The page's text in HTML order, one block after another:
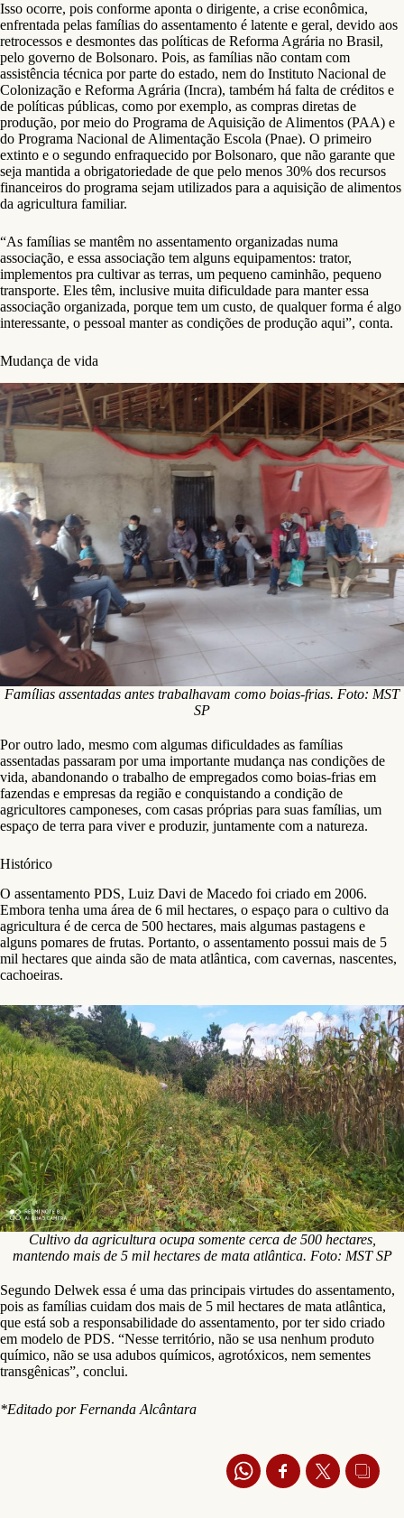
Isso ocorre, pois conforme aponta o dirigente, a crise econômica,
enfrentada pelas famílias do assentamento é latente e geral, devido aos
retrocessos e desmontes das políticas de Reforma Agrária no Brasil,
pelo governo de Bolsonaro. Pois, as famílias não contam com
assistência técnica por parte do estado, nem do Instituto Nacional de
Colonização e Reforma Agrária (Incra), também há falta de créditos e
de políticas públicas, como por exemplo, as compras diretas de
produção, por meio do Programa de Aquisição de Alimentos (PAA) e
do Programa Nacional de Alimentação Escola (Pnae). O primeiro
extinto e o segundo enfraquecido por Bolsonaro, que não garante que
seja mantida a obrigatoriedade de que pelo menos 30% dos recursos
financeiros do programa sejam utilizados para a aquisição de alimentos
da agricultura familiar.
“As famílias se mantêm no assentamento organizadas numa
associação, e essa associação tem alguns equipamentos: trator,
implementos pra cultivar as terras, um pequeno caminhão, pequeno
transporte. Eles têm, inclusive muita dificuldade para manter essa
associação organizada, porque tem um custo, de qualquer forma é algo
interessante, o pessoal manter as condições de produção aqui”, conta.
Mudança de vida
Famílias assentadas antes trabalhavam como boias-frias. Foto: MST
SP
Por outro lado, mesmo com algumas dificuldades as famílias
assentadas passaram por uma importante mudança nas condições de
vida, abandonando o trabalho de empregados como boias-frias em
fazendas e empresas da região e conquistando a condição de
agricultores camponeses, com casas próprias para suas famílias, um
espaço de terra para viver e produzir, juntamente com a natureza.
Histórico
O assentamento PDS, Luiz Davi de Macedo foi criado em 2006.
Embora tenha uma área de 6 mil hectares, o espaço para o cultivo da
agricultura é de cerca de 500 hectares, mais algumas pastagens e
alguns pomares de frutas. Portanto, o assentamento possui mais de 5
mil hectares que ainda são de mata atlântica, com cavernas, nascentes,
cachoeiras.
Cultivo da agricultura ocupa somente cerca de 500 hectares,
mantendo mais de 5 mil hectares de mata atlântica. Foto: MST SP
Segundo Delwek essa é uma das principais virtudes do assentamento,
pois as famílias cuidam dos mais de 5 mil hectares de mata atlântica,
que está sob a responsabilidade do assentamento, por ter sido criado
em modelo de PDS. “Nesse território, não se usa nenhum produto
químico, não se usa adubos químicos, agrotóxicos, nem sementes
transgênicas”, conclui.
*Editado por Fernanda Alcântara